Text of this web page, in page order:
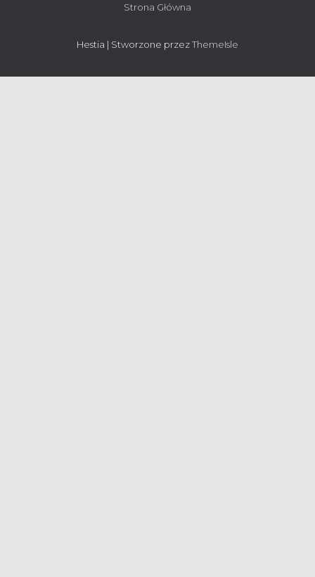
Strona Główna
Hestia | Stworzone przezThemeIsle